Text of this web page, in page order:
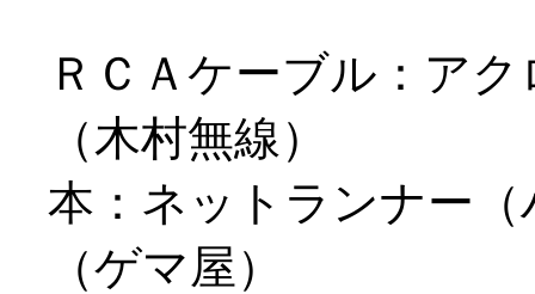
ＲＣＡケーブル：ア
（木村無線）
本：ネットランナー
（ゲマ屋）